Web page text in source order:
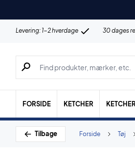
Levering: 1-2 hverdage 30 dages
Søg efter produkter, mærker etc.
FORSIDE KETCHER
Tilbage Tøj
Forside